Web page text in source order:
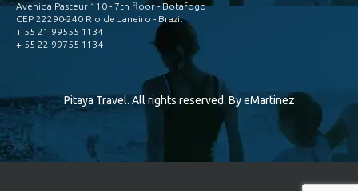
Avenida Pasteur 110 - 7th floor - Botafogo
CEP 22290-240 Rio de Janeiro - Brazil
+ 55 21 99555 1134
+ 55 22 99755 1134
Pitaya Travel. All rights reserved. ByeMartinez